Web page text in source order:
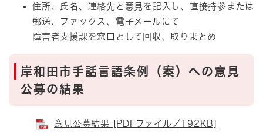
住所、氏名、連絡先と意見を記入し、直接持参または
郵送、ファックス、電子メールにて
障害者支援課を窓口として回収、取りまとめ
岸和田市手話言語条例（案）への意見
公募の結果
意見公募結果 [PDFファイル／192KB]